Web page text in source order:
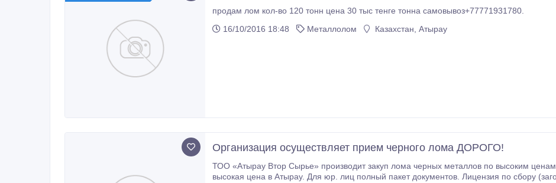
продам лом кол-во 120 тонн цена 30 тыс тенге тонна самовывоз+77771931780.
16/10/2016 18:48
Металлолом Казахстан, Атырау
Организация осуществляет прием черного лома ДОРОГО!
ТОО «Атырау Втор Сырье» производит закуп лома черных металлов по высоким ценам. Самовывоз,
высокая цена в Атырау. Для юр. лиц полный пакет документов. Лицензия по сбору (заготовке), хранению, переработке и